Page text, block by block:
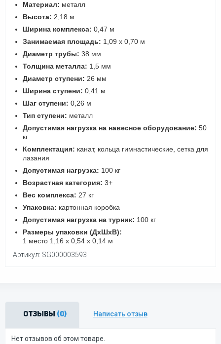
Материал: металл
Высота: 2,18 м
Ширина комплекса: 0,47 м
Занимаемая площадь: 1,09 х 0,70 м
Диаметр трубы: 38 мм
Толщина металла: 1,5 мм
Диаметр ступени: 26 мм
Ширина ступени: 0,41 м
Шаг ступени: 0,26 м
Тип ступени: металл
Допустимая нагрузка на навесное оборудование: 50
кг
Комплектация: канат, кольца гимнастические, сетка для
лазания
Допустимая нагрузка: 100 кг
Возрастная категория: 3+
Вес комплекса: 27 кг
Упаковка: картонная коробка
Допустимая нагрузка на турник: 100 кг
Размеры упаковки (ДхШхВ):
1 место 1,16 х 0,54 х 0,14 м
Артикул: SG000003593
Отзывы (0) Написать отзыв
Нет отзывов об этом товаре.